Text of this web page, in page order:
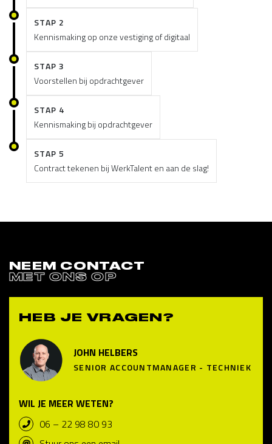
STAP 2
Kennismaking op onze vestiging of digitaal
STAP 3
Voorstellen bij opdrachtgever
STAP 4
Kennismaking bij opdrachtgever
STAP 5
Contract tekenen bij WerkTalent en aan de slag!
NEEM CONTACT
MET ONS OP
HEB JE VRAGEN?
JOHN HELBERS
SENIOR ACCOUNTMANAGER - TECHNIEK
WIL JE MEER WETEN?
06 – 22 98 80 93